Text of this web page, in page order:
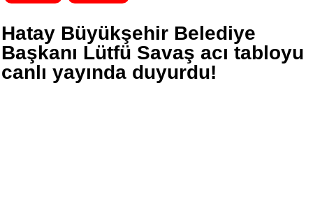
Hatay Büyükşehir Belediye
Başkanı Lütfü Savaş acı tabloyu
canlı yayında duyurdu!